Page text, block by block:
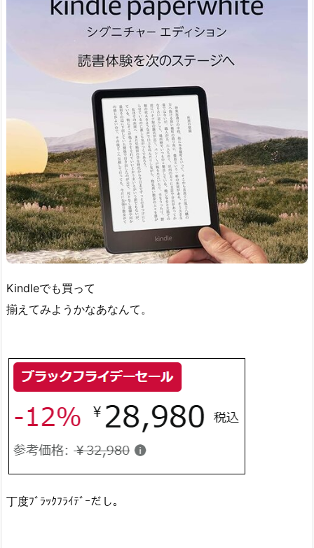
Kindleでも買って
揃えてみようかなあなんて。
丁度ﾌﾞﾗｯｸﾌﾗｲﾃﾞｰだし。